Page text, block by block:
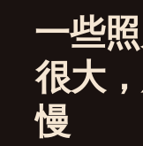
一些
很大
慢